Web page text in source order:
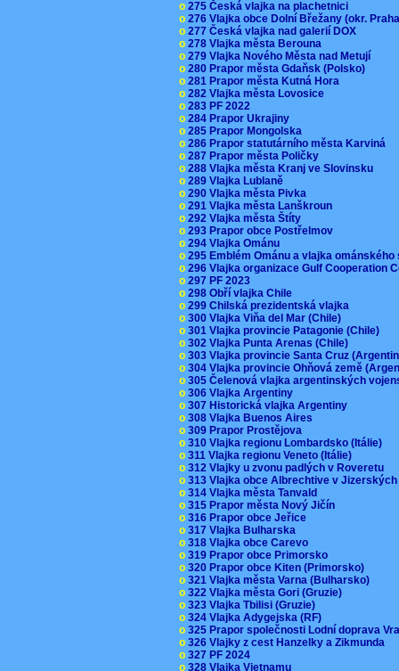
o 275 Česká vlajka na plachetnici
o 276 Vlajka obce Dolní Břežany (okr.
o 277 Česká vlajka nad galerií DOX
o 278 Vlajka města Berouna
o 279 Vlajka Nového Města nad Metují
o 280 Prapor města Gdaňsk (Polsko)
o 281 Prapor města Kutná Hora
o 282 Vlajka města Lovosice
o 283 PF 2022
o 284 Prapor Ukrajiny
o 285 Prapor Mongolska
o 286 Prapor statutárního města Karviná
o 287 Prapor města Poličky
o 288 Vlajka města Kranj ve Slovinsku
o 289 Vlajka Lublaně
o 290 Vlajka města Pivka
o 291 Vlajka města Lanškroun
o 292 Vlajka města Štíty
o 293 Prapor obce Postřelmov
o 294 Vlajka Ománu
o 295 Emblém Ománu a vlajka
o 296 Vlajka organizace Gulf Cooperation
o 297 PF 2023
o 298 Obří vlajka Chile
o 299 Chilská prezidentská vlajka
o 300 Vlajka Viňa del Mar (Chile)
o 301 Vlajka provincie Patagonie (Chile)
o 302 Vlajka Punta Arenas (Chile)
o 303 Vlajka provincie Santa Cruz
o 304 Vlajka provincie Ohňová země
o 305 Čelenová vlajka argentinských
o 306 Vlajka Argentiny
o 307 Historická vlajka Argentiny
o 308 Vlajka Buenos Aires
o 309 Prapor Prostějova
o 310 Vlajka regionu Lombardsko (Itálie)
o 311 Vlajka regionu Veneto (Itálie)
o 312 Vlajky u zvonu padlých v Roveretu
o 313 Vlajka obce Albrechtive v
o 314 Vlajka města Tanvald
o 315 Prapor města Nový Jičín
o 316 Prapor obce Jeřice
o 317 Vlajka Bulharska
o 318 Vlajka obce Carevo
o 319 Prapor obce Primorsko
o 320 Prapor obce Kiten (Primorsko)
o 321 Vlajka města Varna (Bulharsko)
o 322 Vlajka města Gori (Gruzie)
o 323 Vlajka Tbilisi (Gruzie)
o 324 Vlajka Adygejska (RF)
o 325 Prapor společnosti Lodní doprava
o 326 Vlajky z cest Hanzelky a Zikmunda
o 327 PF 2024
o 328 Vlajka Vietnamu